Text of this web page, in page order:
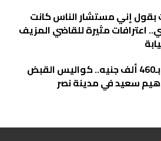
بقول إني مستشار الناس كانت
اعترافات مثيرة للقاضي المزيف
حُكمان بـ460 ألف جنيه.. كواليس القبض
سعيد في مدينة نصر